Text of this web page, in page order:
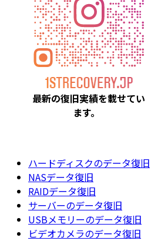
最新の復旧実績を載せてい
ます。
ハードディスクのデータ復旧
NASデータ復旧
RAIDデータ復旧
サーバーのデータ復旧
USBメモリーのデータ復旧
ビデオカメラのデータ復旧